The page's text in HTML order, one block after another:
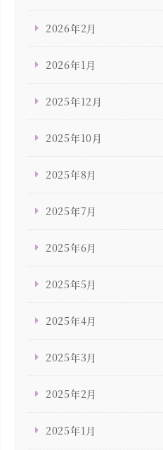
2026年2月
2026年1月
2025年12月
2025年10月
2025年8月
2025年7月
2025年6月
2025年5月
2025年4月
2025年3月
2025年2月
2025年1月